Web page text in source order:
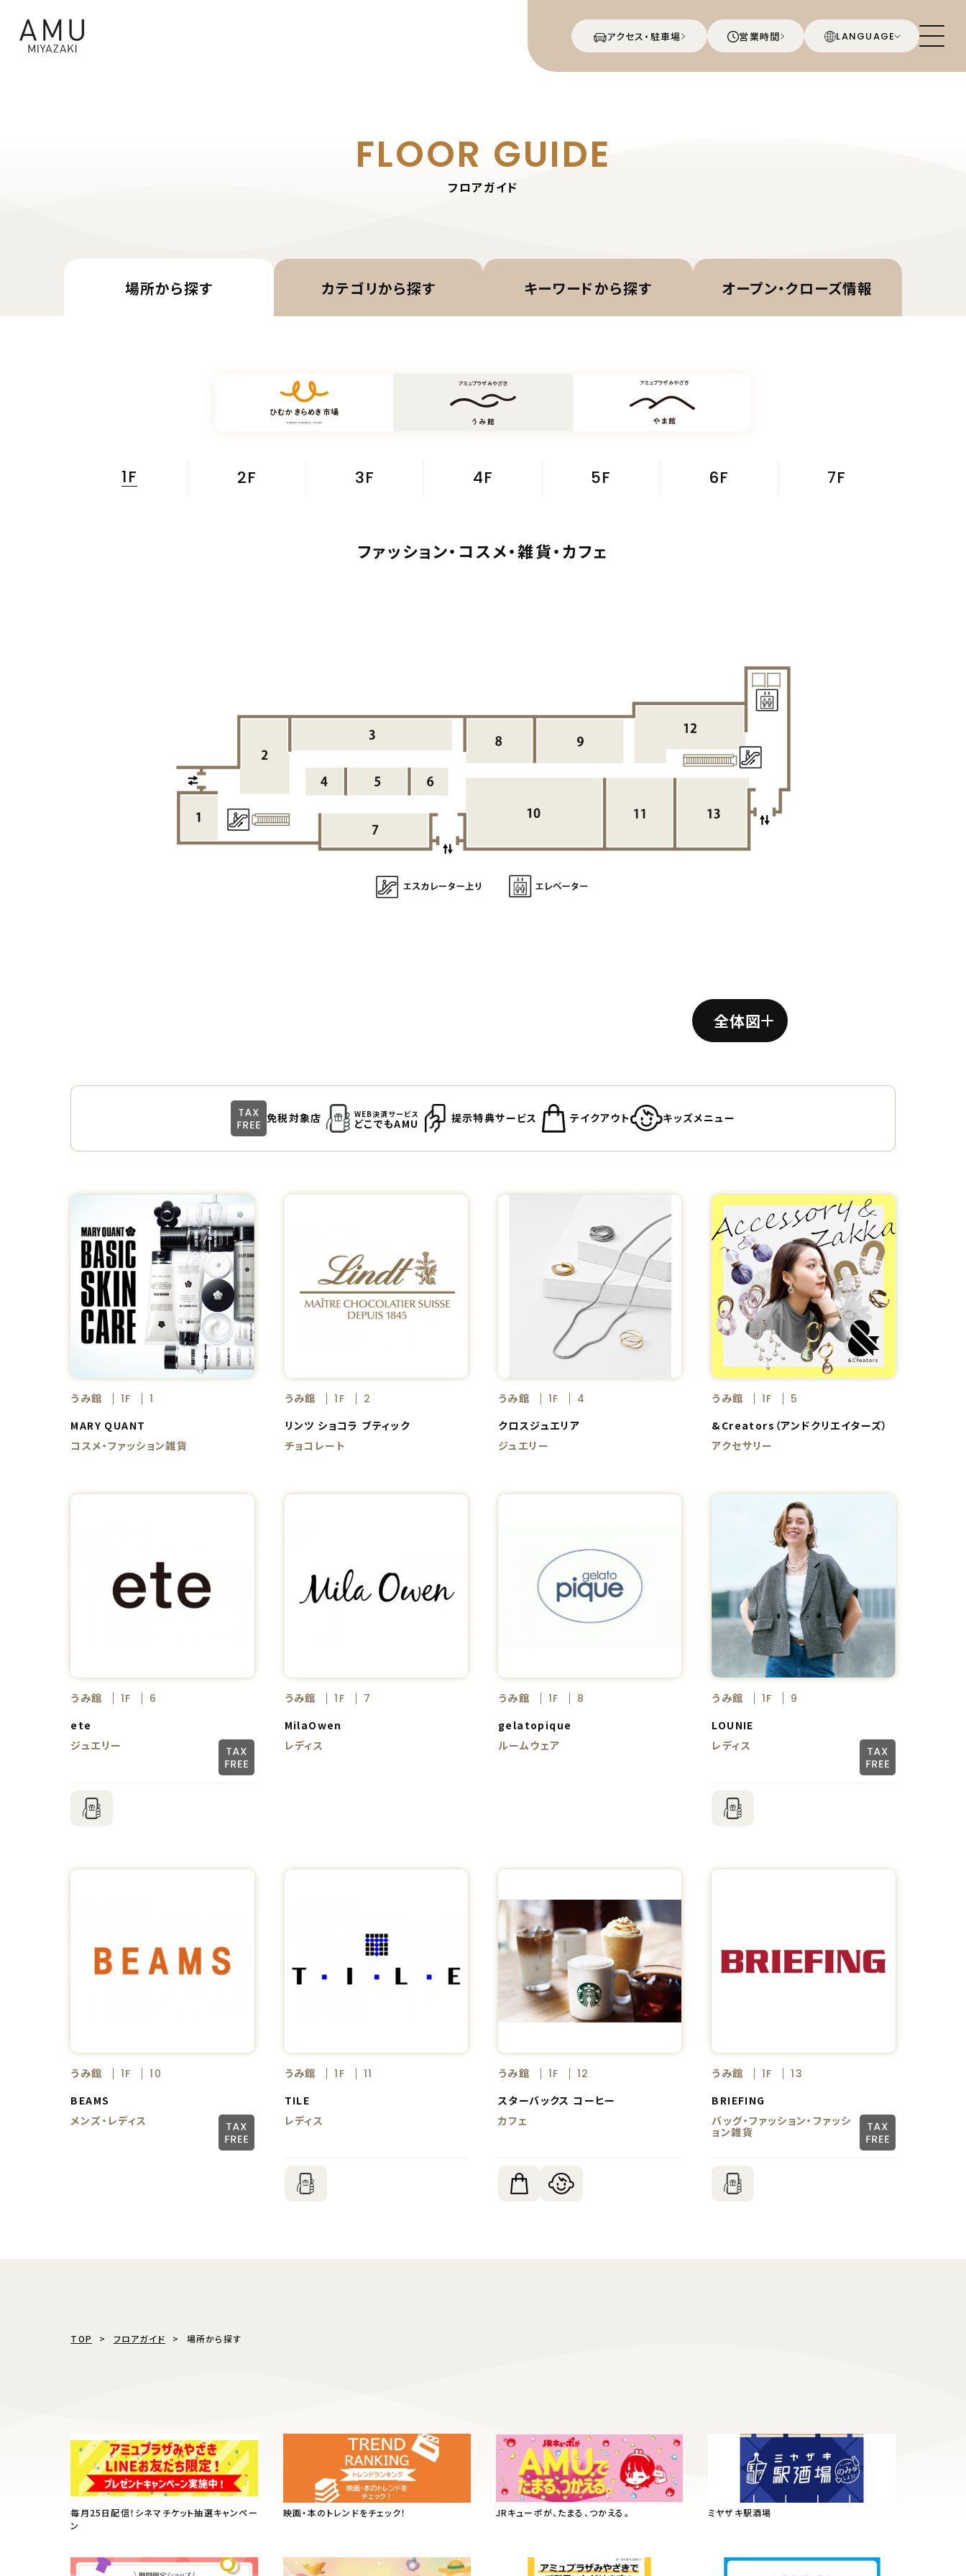
アクセス・駐車場 営業時間 LANGUAGE
FLOOR GUIDE
フロアガイド
場所から探す カテゴリから探す キーワードから探す オープン・クローズ情報
1F 2F 3F 4F 5F 6F 7F
ファッション・コスメ・雑貨・カフェ
全体図
免税対象店 WEB決済サービス
どこでもAMU 提示特典サービス テイクアウト キッズメニュー
うみ館 1F
1
MARY QUANT
コスメ・ファッション雑貨
うみ館 1F
2
リンツ ショコラ ブティック
チョコレート
うみ館 1F
4
クロスジュエリア
ジュエリー
うみ館 1F
5
&Creators（アンドクリエイターズ）
アクセサリー
うみ館 1F
6
ete
ジュエリー
うみ館 1F
7
MilaOwen
レディス
うみ館 1F
8
gelatopique
ルームウェア
うみ館 1F
9
LOUNIE
レディス
うみ館 1F
10
BEAMS
メンズ・レディス
うみ館 1F
11
TILE
レディス
うみ館 1F
12
スターバックス コーヒー
カフェ
うみ館 1F
13
BRIEFING
バッグ・ファッション・ファッシ
ョン雑貨
TOP フロアガイド 場所から探す
毎月25日配信！シネマチケット抽選キャンペー
ン
映画・本のトレンドをチェック！ JRキューポが、たまる、つかえる。 ミヤザキ駅酒場